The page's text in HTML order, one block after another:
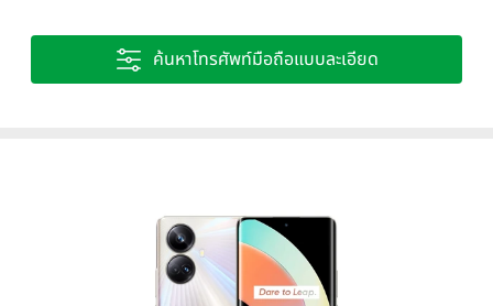
ค้นหาโทรศัพท์มือถือแบบละเอียด